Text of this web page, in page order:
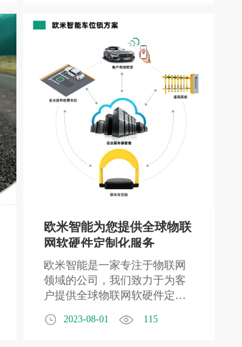
活， 景出来游玩，难免想选择
大景区都在引进E-Bike或者共
享四轮电动车，而景区为什么
要选择共享四轮电动车呢？
欧米智能为您提供全球物联
网软硬件定制化服务
欧米智能是一家专注于物联网
领域的公司，我们致力于为客
户提供全球物联网软硬件定制
和先进技术，我们能够帮助客
2023-08-01 115